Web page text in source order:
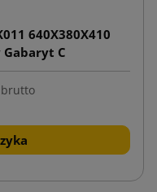
640X380X410
C
brutto